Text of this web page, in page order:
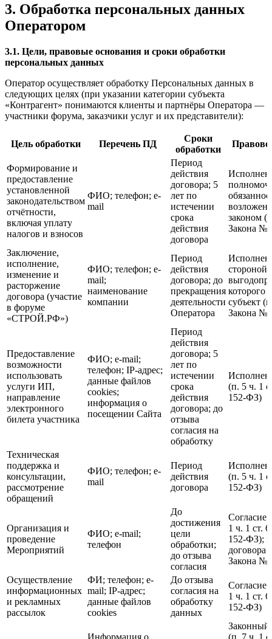
3. Обработка персональных данных
Оператором
3.1. Цели, правовые основания и сроки обработки
персональных данных
Оператор осуществляет обработку Персональных данных в
следующих целях (при указании категории субъекта
«Контрагент» понимаются клиенты и партнёры Оператора —
участники форума, заказчики услуг и их представители):
Цель обработки Перечень ПД
Сроки
обработки
Формирование и
предоставление
установленной
законодательством
отчётности,
включая уплату
налогов и взносов
ФИО; телефон; e-
mail
Период
действия
договора; 5
лет по
истечении
срока
действия
договора
законом
Закона №
Заключение,
исполнение,
изменение и
расторжение
договора (участие
в форуме
«СТРОЙ.РФ»)
ФИО; телефон; e-
mail;
наименование
компании
Период
действия
договора; до
прекращения
деятельности
Оператора
стороной/
которого
субъект
Закона №
Предоставление
возможности
использовать
услуги ИП,
направление
электронного
билета участника
ФИО; e-mail;
телефон; IP-адрес;
данные файлов
cookies;
информация о
посещении Сайта
Период
действия
договора; 5
лет по
истечении
срока
действия
договора; до
отзыва
согласия на
обработку
(п. 5 ч. 1
152-ФЗ)
Техническая
поддержка и
консультации,
рассмотрение
обращений
ФИО; телефон; e-
mail
Период
действия
договора
(п. 5 ч. 1
152-ФЗ)
Организация и
проведение
Мероприятий
ФИО; e-mail;
телефон
До
достижения
цели
обработки;
до отзыва
согласия
Согласие
1 ч. 1 ст.
152-ФЗ);
договора
Закона №
Осуществление
информационных
и рекламных
рассылок
ФИ; телефон; e-
mail; IP-адрес;
данные файлов
cookies
До отзыва
согласия на
обработку
данных
Согласие
1 ч. 1 ст.
152-ФЗ)